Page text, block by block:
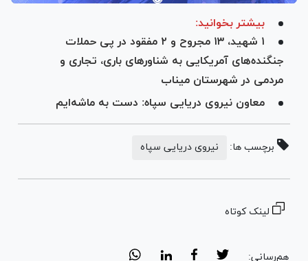
بیشتر بخوانید:
۱ شهید، ۱۳ مجروح و ۲ مفقود در پی حملات
جنگنده‌های آمریکایی به شناورهای باری، تجاری و
مردمی در شهرستان میناب
معاون نیروی دریایی سپاه: دست به ماشه‌ایم
برچسب ها: نیروی دریایی سپاه
لینک کوتاه
هم‌رسانی: